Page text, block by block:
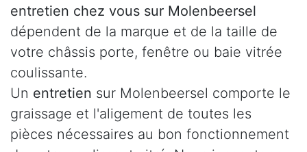
entretien chez vous sur Molenbeersel
dépendent de la marque et de la taille de
votre châssis porte, fenêtre ou baie vitrée
coulissante.
Un entretien sur Molenbeersel comporte le
graissage et l'aligement de toutes les
pièces nécessaires au bon fonctionnement